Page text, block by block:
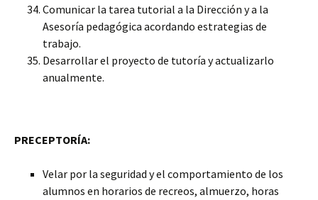
Comunicar la tarea tutorial a la Dirección y a la
Asesoría pedagógica acordando estrategias de
trabajo.
Desarrollar el proyecto de tutoría y actualizarlo
anualmente.
PRECEPTORÍA:
Velar por la seguridad y el comportamiento de los
alumnos en horarios de recreos, almuerzo, horas